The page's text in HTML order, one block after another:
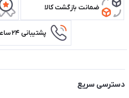
ضمانت بازگشت کالا
پشتیبانی ۲۴ ساعته
دسترسی سریع